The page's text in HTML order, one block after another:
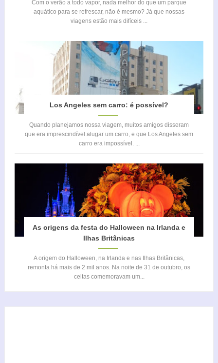
Com o verão a todo vapor, nada melhor do que um parque
aquático para se refrescar, não é mesmo? Já que nossas
viagens estão mais difíceis ...
Los Angeles sem carro: é possível?
Quando planejamos nossa viagem, muitos amigos disseram
que era imprescindível alugar um carro, e que Los Angeles sem
carro era impossível. ...
As origens da festa do Halloween na Irlanda e
Ilhas Britânicas
A origem do Halloween, na Irlanda e nas Ilhas Britânicas,
remonta há mais de 2 mil anos. Na noite de 31 de outubro, os
celtas comemoravam um...